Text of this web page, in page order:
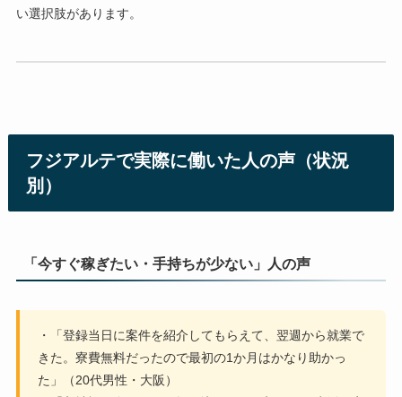
い選択肢があります。
フジアルテで実際に働いた人の声（状況
別）
「今すぐ稼ぎたい・手持ちが少ない」人の声
・「登録当日に案件を紹介してもらえて、翌週から就業で
きた。寮費無料だったので最初の1か月はかなり助かっ
た」（20代男性・大阪）